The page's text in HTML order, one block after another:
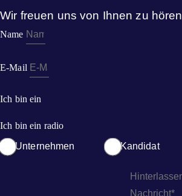
Wir freuen uns von Ihnen zu hören
Name
E-Mail
Ich bin ein
Ich bin ein radio
Unternehmen
Kandidat